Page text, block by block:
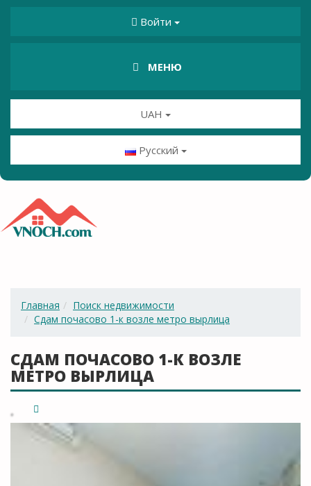
Войти
МЕНЮ
UAH
Русский
Главная
Поиск недвижимости
Сдам почасово 1-к возле метро вырлица
СДАМ ПОЧАСОВО 1-К ВОЗЛЕ
МЕТРО ВЫРЛИЦА